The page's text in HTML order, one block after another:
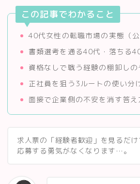
この記事でわかること
40代女性の転職市場の実態（公
書類選考を通る40代・落ちる
資格なしで戦う経験の棚卸しの
正社員を狙う3ルートの使い分
面接で企業側の不安を消す答え
求人票の「経験者歓迎」を見るだけ
応募する勇気がなくなります…。